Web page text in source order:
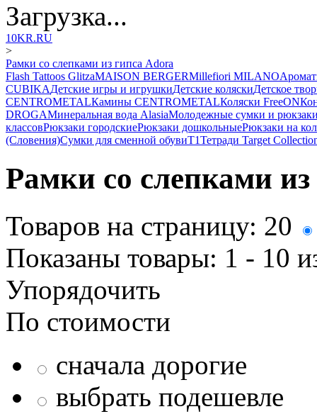
Загрузка...
10KR.RU
>
Рамки со слепками из гипса Adora
Flash Tattoos GlitzaMAISON BERGERMillefiori MILANO
CUBIKAДетские игры и игрушкиДетские коляскиДетское
CENTROMETALКамины CENTROMETALКоляски FreeON
DROGAМинеральная вода AlasiaМолодежные сумки и
классовРюкзаки городскиеРюкзаки дошкольныеРюкзаки на
(Словения)Сумки для сменной обувиТ1Тетради Target
Рамки со слепками
Товаров на страницу: 20
Показаны товары: 1 - 10
Упорядочить
По стоимости
сначала дорогие
выбрать подешевле